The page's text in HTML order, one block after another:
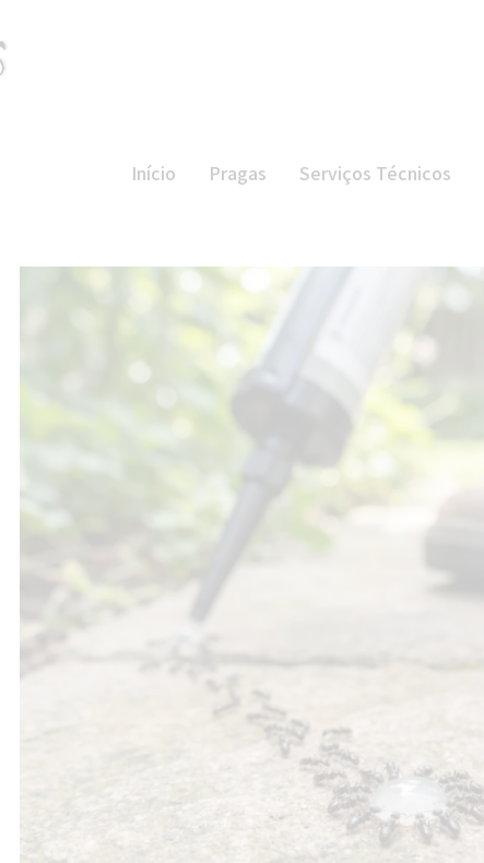
Início Pragas Serviços Técnicos
SOBRE NÓS
CONTACTOS